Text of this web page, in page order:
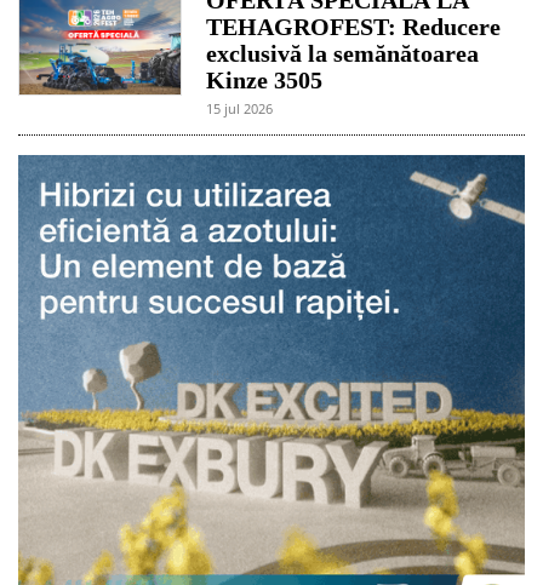
TEHAGROFEST: Reducere
exclusivă la semănătoarea
Kinze 3505
15 jul 2026